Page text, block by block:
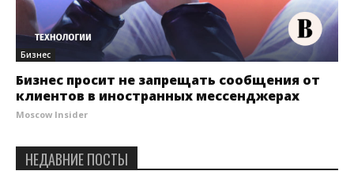
Бизнес
Бизнес просит не запрещать сообщения от
клиентов в иностранных мессенджерах
Moscow Insider
НЕДАВНИЕ ПОСТЫ